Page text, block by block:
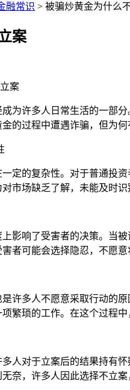
融常识 > 被骗炒黄金为什么
案
案
为许多人日常生活的一部
的过程中遭遇诈骗，但为
定的复杂性。对于普通投
市场缺乏了解，未能及时识
影响了受害者的决策。当
者可能会选择隐忍，不愿
许多人不愿意采取行动的
繁琐的工作。在这个过程
人对于立案后的结果持有
奈，许多人因此选择不立案